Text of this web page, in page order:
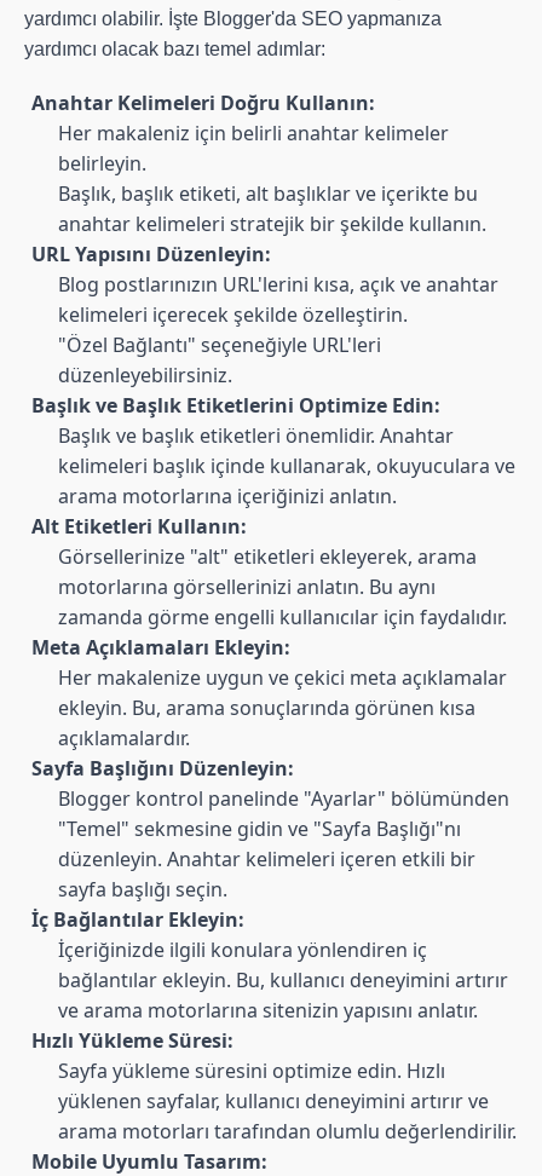
yardımcı olabilir. İşte Blogger'da SEO yapmanıza
yardımcı olacak bazı temel adımlar:
Anahtar Kelimeleri Doğru Kullanın:
Her makaleniz için belirli anahtar kelimeler
belirleyin.
Başlık, başlık etiketi, alt başlıklar ve içerikte bu
anahtar kelimeleri stratejik bir şekilde kullanın.
URL Yapısını Düzenleyin:
Blog postlarınızın URL'lerini kısa, açık ve anahtar
kelimeleri içerecek şekilde özelleştirin.
"Özel Bağlantı" seçeneğiyle URL'leri
düzenleyebilirsiniz.
Başlık ve Başlık Etiketlerini Optimize Edin:
Başlık ve başlık etiketleri önemlidir. Anahtar
kelimeleri başlık içinde kullanarak, okuyuculara ve
arama motorlarına içeriğinizi anlatın.
Alt Etiketleri Kullanın:
Görsellerinize "alt" etiketleri ekleyerek, arama
motorlarına görsellerinizi anlatın. Bu aynı
zamanda görme engelli kullanıcılar için faydalıdır.
Meta Açıklamaları Ekleyin:
Her makalenize uygun ve çekici meta açıklamalar
ekleyin. Bu, arama sonuçlarında görünen kısa
açıklamalardır.
Sayfa Başlığını Düzenleyin:
Blogger kontrol panelinde "Ayarlar" bölümünden
"Temel" sekmesine gidin ve "Sayfa Başlığı"nı
düzenleyin. Anahtar kelimeleri içeren etkili bir
sayfa başlığı seçin.
İç Bağlantılar Ekleyin:
İçeriğinizde ilgili konulara yönlendiren iç
bağlantılar ekleyin. Bu, kullanıcı deneyimini artırır
ve arama motorlarına sitenizin yapısını anlatır.
Hızlı Yükleme Süresi:
Sayfa yükleme süresini optimize edin. Hızlı
yüklenen sayfalar, kullanıcı deneyimini artırır ve
arama motorları tarafından olumlu değerlendirilir.
Mobile Uyumlu Tasarım: